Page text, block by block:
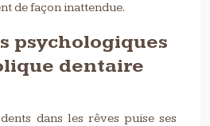
de façon inattendue.
psychologiques
dentaire
dans les rêves puise ses